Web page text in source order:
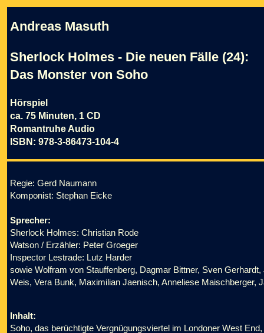
Andreas Masuth
Sherlock Holmes - Die neuen Fälle (24):
Das Monster von Soho
Hörspiel
ca. 75 Minuten, 1 CD
Romantruhe Audio
ISBN: 978-3-86473-104-4
Regie: Gerd Naumann
Komponist: Stephan Eicke
Sprecher:
Sherlock Holmes: Christian Rode
Watson / Erzähler: Peter Groeger
Inspector Lestrade: Lutz Harder
sowie Wolfram von Stauffenberg, Dagmar Bittner, Sven
Weis, Vera Bunk, Maximilian Jaenisch, Anneliese Maischberger,
Inhalt:
Soho, das berüchtigte Vergnügungsviertel im Londoner West